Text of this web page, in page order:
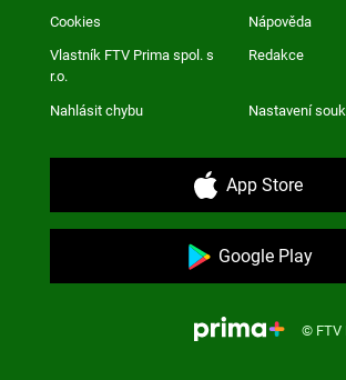
Cookies Nápověda
Vlastník FTV Prima spol. s
r.o.
Redakce
Nahlásit chybu Nastavení
App Store
Google Play
© FTV